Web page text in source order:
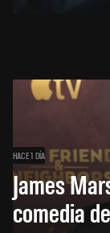
HACE 1 DÍA
James
comedia